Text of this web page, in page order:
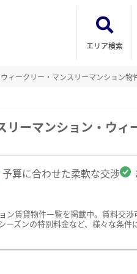
エリア検索
ィークリー・マンスリーマンション物
ーマンション・ウィ
予算に合わせた柔軟な交渉
賃貸物件一覧を掲載中。賃料交
ズンの特別料金など、様々な条